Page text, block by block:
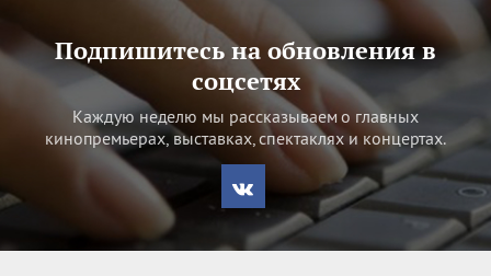
Подпишитесь на обновления в
соцсетях
Каждую неделю мы рассказываем о главных
кинопремьерах, выставках, спектаклях и концертах.